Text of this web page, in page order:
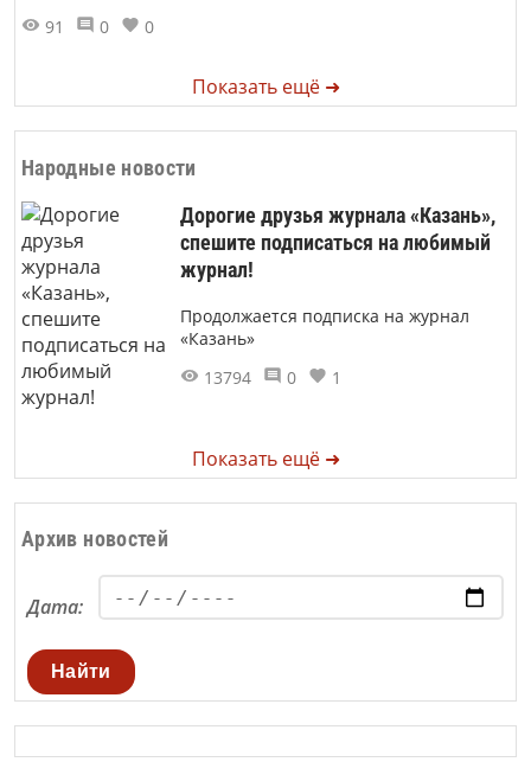
91
0 0
Показать ещё ➜
Народные новости
Дорогие друзья журнала «Казань»,
спешите подписаться на любимый
журнал!
Продолжается подписка на журнал
«Казань»
13794
0 1
Показать ещё ➜
Архив новостей
Дата:
Найти